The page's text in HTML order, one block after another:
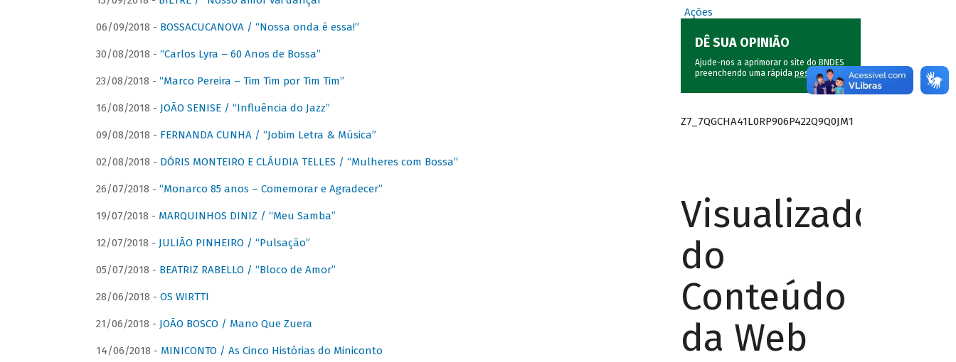
06/09/2018 - BOSSACUCANOVA / “Nossa onda é essa!”
30/08/2018 - “Carlos Lyra – 60 Anos de Bossa”
23/08/2018 - “Marco Pereira – Tim Tim por Tim Tim”
16/08/2018 - JOÃO SENISE / “Influência do Jazz”
09/08/2018 - FERNANDA CUNHA / “Jobim Letra & Música”
02/08/2018 - DÓRIS MONTEIRO E CLÁUDIA TELLES / “Mulheres com Bossa”
26/07/2018 - “Monarco 85 anos – Comemorar e Agradecer”
19/07/2018 - MARQUINHOS DINIZ / “Meu Samba”
12/07/2018 - JULIÃO PINHEIRO / “Pulsação”
05/07/2018 - BEATRIZ RABELLO / “Bloco de Amor”
28/06/2018 - OS WIRTTI
21/06/2018 - JOÃO BOSCO / Mano Que Zuera
14/06/2018 - MINICONTO / As Cinco Histórias do Miniconto
Ações
DÊ SUA OPINIÃO
Ajude-nos a aprimorar o site do BNDES
preenchendo uma rápida pesquisa.
Z7_7QGCHA41L0RP906P422Q9Q0JM1
Visualizador
do
Conteúdo
da Web